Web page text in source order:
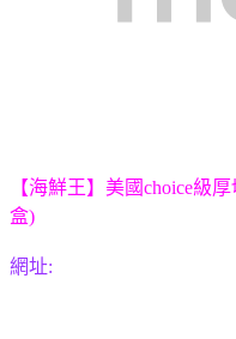
【海鮮王】美國choice級
盒)
網址: